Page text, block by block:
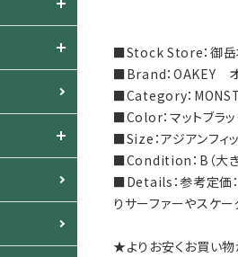
■Stock Store：御岳
■Brand：OAKEY
■Category：
■Color：マットブラッ
■Size：アジアンフ
■Condition：B（大き
■Details：参考定価
りサーファーやスケ
★よりお安くお買い物